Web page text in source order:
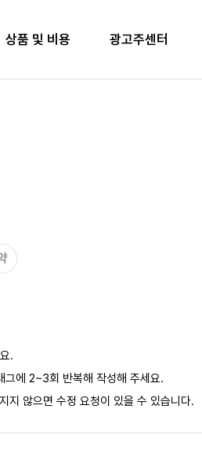
상품 및 비용 광고주센터
.
그에 2~3회 반복해 작성해 주세요.
지 않으면 수정 요청이 있을 수 있습니다.